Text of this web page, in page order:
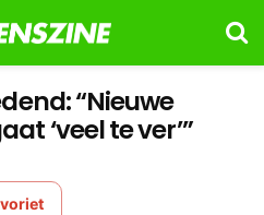
“Nieuwe
‘veel te ver’”